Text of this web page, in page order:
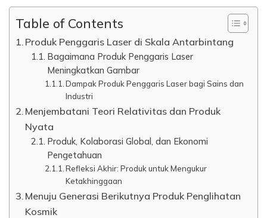
Table of Contents
Produk Penggaris Laser di Skala Antarbintang
Bagaimana Produk Penggaris Laser
Meningkatkan Gambar
Dampak Produk Penggaris Laser bagi Sains dan
Industri
Menjembatani Teori Relativitas dan Produk
Nyata
Produk, Kolaborasi Global, dan Ekonomi
Pengetahuan
Refleksi Akhir: Produk untuk Mengukur
Ketakhinggaan
Menuju Generasi Berikutnya Produk Penglihatan
Kosmik